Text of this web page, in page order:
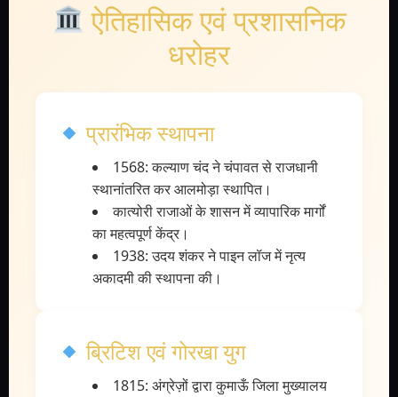
ऐतिहासिक एवं प्रशासनिक
धरोहर
प्रारंभिक स्थापना
1568: कल्याण चंद ने चंपावत से राजधानी
स्थानांतरित कर आलमोड़ा स्थापित।
कात्योरी राजाओं के शासन में व्यापारिक मार्गों
का महत्वपूर्ण केंद्र।
1938: उदय शंकर ने पाइन लॉज में नृत्य
अकादमी की स्थापना की।
ब्रिटिश एवं गोरखा युग
1815: अंग्रेज़ों द्वारा कुमाऊँ जिला मुख्यालय